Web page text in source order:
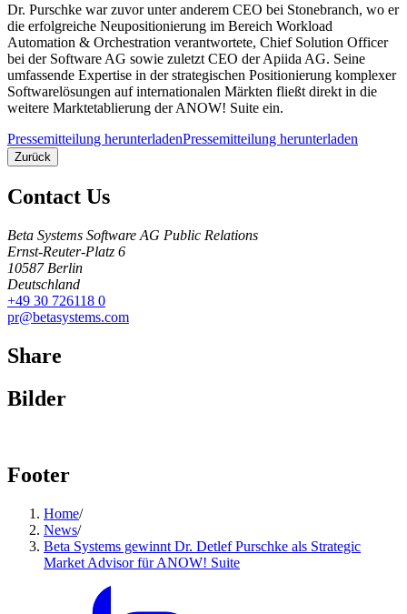
Dr. Purschke war zuvor unter anderem CEO bei Stonebranch, wo er
die erfolgreiche Neupositionierung im Bereich Workload
Automation & Orchestration verantwortete, Chief Solution Officer
bei der Software AG sowie zuletzt CEO der Apiida AG. Seine
umfassende Expertise in der strategischen Positionierung komplexer
Softwarelösungen auf internationalen Märkten fließt direkt in die
weitere Marktetablierung der ANOW! Suite ein.
Pressemitteilung herunterladenPressemitteilung herunterladen
Zurück
Contact Us
Beta Systems Software AG Public Relations
Ernst-Reuter-Platz 6
10587 Berlin
Deutschland
+49 30 726118 0
pr@betasystems.com
Share
Bilder
Footer
Home/
News/
Beta Systems gewinnt Dr. Detlef Purschke als Strategic
Market Advisor für ANOW! Suite